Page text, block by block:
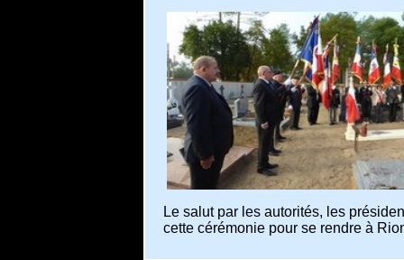
Le salut par les autorités, les
cette cérémonie pour se rendre à